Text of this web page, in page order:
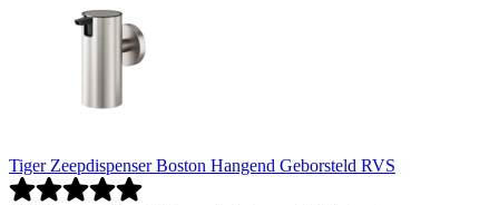
Tiger Zeepdispenser Boston Hangend Geborsteld RVS